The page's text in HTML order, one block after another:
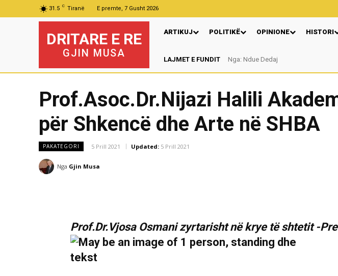
31.5 C Tiranë E premte, 7 Gusht 2026
DRITARE E RE
GJIN MUSA
ARTIKUJ POLITIKË OPINIONE HISTORI
LAJMET E FUNDIT Nga: Ndue Dedaj
Prof.Asoc.Dr.Nijazi Halili
për Shkencë dhe Arte në SHBA
PAKATEGORI 5 Prill 2021 Updated: 5 Prill 2021
Nga Gjin Musa
Prof.Dr.Vjosa Osmani zyrtarisht në krye të shtetit -